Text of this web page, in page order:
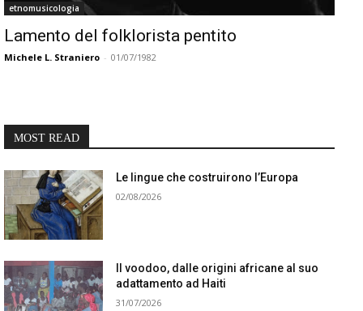
etnomusicologia
Lamento del folklorista pentito
Michele L. Straniero - 01/07/1982
MOST READ
Le lingue che costruirono l’Europa
02/08/2026
Il voodoo, dalle origini africane al suo
adattamento ad Haiti
31/07/2026